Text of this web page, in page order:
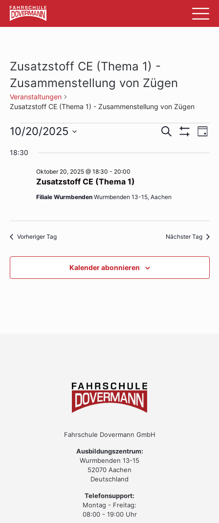
Zusatzstoff CE (Thema 1) -
Zusammenstellung von Zügen
Veranstaltungen
Zusatzstoff CE (Thema 1) - Zusammenstellung von Zügen
Veranstaltungen
für
Oktober
2025
Suche
Suche Tag
10/20/2025
wählen.
18:30
Zusatzstoff CE (Thema 1)
Oktober 20, 2025 @ 18:30 - 20:00
Filiale Wurmbenden Wurmbenden 13-15, Aachen
Vorheriger Tag Nächster Tag
Kalender abonnieren
Fahrschule Dovermann GmbH
Ausbildungszentrum:
Wurmbenden 13-15
52070 Aachen
Deutschland
Telefonsupport:
Montag - Freitag:
08:00 - 19:00 Uhr